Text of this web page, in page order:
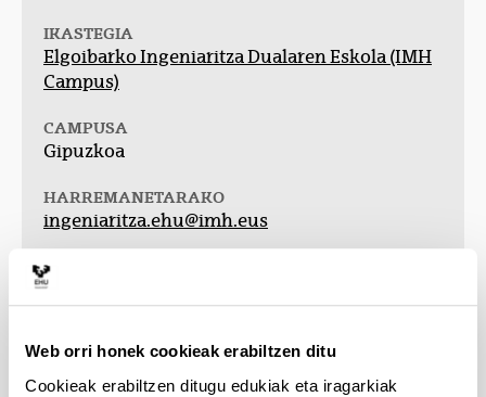
Web orri honek cookieak erabiltzen ditu
Cookieak erabiltzen ditugu edukiak eta iragarkiak
IKASTEGIA
Elgoibarko Ingeniaritza Dualaren Eskola (IMH
Campus)
CAMPUSA
Gipuzkoa
HARREMANETARAKO
ingeniaritza.ehu@imh.eus
IRAUPENA
4 urte
240 kredituECTS